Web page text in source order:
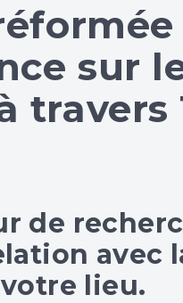
sur
travers
de
avec
lieu.